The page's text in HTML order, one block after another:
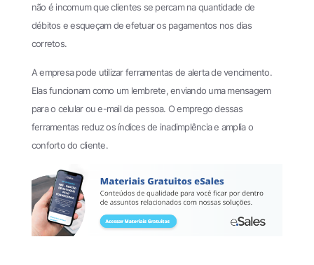
não é incomum que clientes se percam na quantidade de
débitos e esqueçam de efetuar os pagamentos nos dias
corretos.
A empresa pode utilizar ferramentas de alerta de vencimento.
Elas funcionam como um lembrete, enviando uma mensagem
para o celular ou e-mail da pessoa. O emprego dessas
ferramentas reduz os índices de inadimplência e amplia o
conforto do cliente.